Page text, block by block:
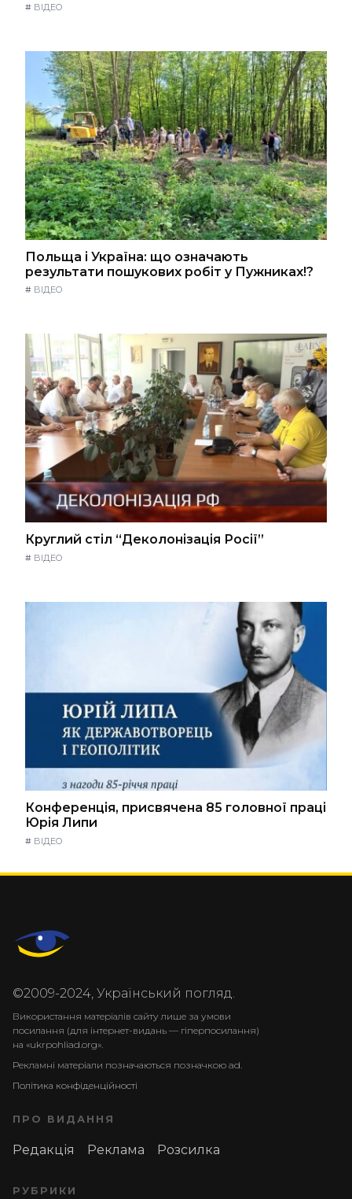
# ВІДЕО
Польща і Україна: що означають
результати пошукових робіт у Пужниках!?
# ВІДЕО
Круглий стіл “Деколонізація Росії”
# ВІДЕО
Конференція, присвячена 85 головної праці
Юрія Липи
# ВІДЕО
©2009-2024, Український погляд.
Використання матеріалів сайту лише за умови
посилання (для інтернет-видань — гіперпосилання)
на «ukrpohliad.org».
Рекламні матеріали позначаються позначкою ad.
Політика конфіденційності
ПРО ВИДАННЯ
Редакція Реклама Розсилка
РУБРИКИ